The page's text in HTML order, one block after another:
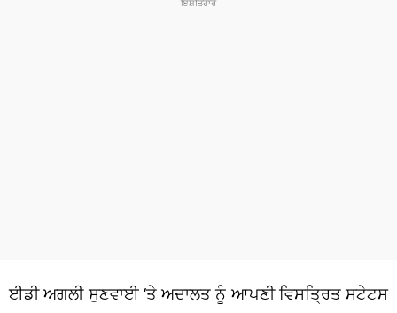
ਈਡੀ ਅਗਲੀ ਸੁਣਵਾਈ ‘ਤੇ ਅਦਾਲਤ ਨੂੰ ਆਪਣੀ ਵਿਸਤ੍ਰਿਤ ਸਟੇਟਸ